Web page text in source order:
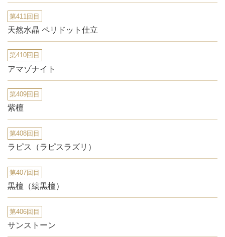
第411回目
天然水晶 ペリドット仕立
第410回目
アマゾナイト
第409回目
紫檀
第408回目
ラピス（ラピスラズリ）
第407回目
黒檀（縞黒檀）
第406回目
サンストーン